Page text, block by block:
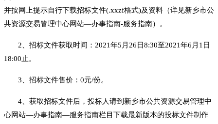
并按网上提示自行下载招标文件(.xxzf格式)及资料（详见新乡市公
共资源交易管理中心网站—办事指南-服务指南）。
2、招标文件获取时间：2021年5 月 26 日8:30至2021年6 月 1 日
18:00 止 。
3、招标文件售价： 0元/份。
4、获取招标文件后，投标人请到新乡市公共资源交易管理中
心网站—办事指南—服务指南栏目下载最新版本的投标文件制作